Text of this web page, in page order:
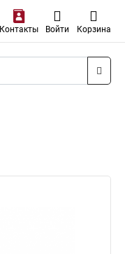
Контакты Войти Корзина